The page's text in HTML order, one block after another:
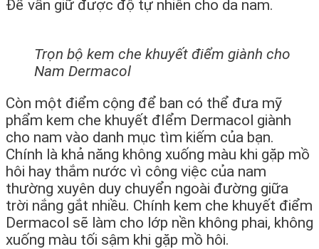
Để vẫn giữ được độ tự nhiên cho da nam.
Trọn bộ kem che khuyết điểm giành cho
Nam Dermacol
Còn một điểm cộng để ban có thể đưa mỹ
phẩm kem che khuyết đIểm Dermacol giành
cho nam vào danh mục tìm kiếm của bạn.
Chính là khả năng không xuống màu khi gặp mồ
hôi hay thắm nước vì công việc của nam
thường xuyên duy chuyển ngoài đường giữa
trời nắng gắt nhiều. Chính kem che khuyết điểm
Dermacol sẽ làm cho lớp nền không phai, không
xuống màu tối sậm khi gặp mồ hôi.